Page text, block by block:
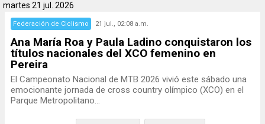
martes 21 jul. 2026
Federación de Ciclismo 21 jul., 02:08 a.m.
Ana María Roa y Paula Ladino conquistaron los
títulos nacionales del XCO femenino en
Pereira
El Campeonato Nacional de MTB 2026 vivió este sábado una
emocionante jornada de cross country olímpico (XCO) en el
Parque Metropolitano...